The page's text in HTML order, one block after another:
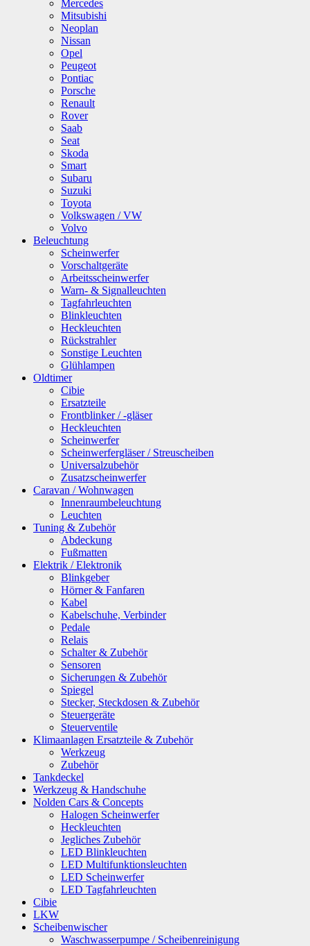
Mercedes
Mitsubishi
Neoplan
Nissan
Opel
Peugeot
Pontiac
Porsche
Renault
Rover
Saab
Seat
Skoda
Smart
Subaru
Suzuki
Toyota
Volkswagen / VW
Volvo
Beleuchtung
Scheinwerfer
Vorschaltgeräte
Arbeitsscheinwerfer
Warn- & Signalleuchten
Tagfahrleuchten
Blinkleuchten
Heckleuchten
Rückstrahler
Sonstige Leuchten
Glühlampen
Oldtimer
Cibie
Ersatzteile
Frontblinker / -gläser
Heckleuchten
Scheinwerfer
Scheinwerfergläser / Streuscheiben
Universalzubehör
Zusatzscheinwerfer
Caravan / Wohnwagen
Innenraumbeleuchtung
Leuchten
Tuning & Zubehör
Abdeckung
Fußmatten
Elektrik / Elektronik
Blinkgeber
Hörner & Fanfaren
Kabel
Kabelschuhe, Verbinder
Pedale
Relais
Schalter & Zubehör
Sensoren
Sicherungen & Zubehör
Spiegel
Stecker, Steckdosen & Zubehör
Steuergeräte
Steuerventile
Klimaanlagen Ersatzteile & Zubehör
Werkzeug
Zubehör
Tankdeckel
Werkzeug & Handschuhe
Nolden Cars & Concepts
Halogen Scheinwerfer
Heckleuchten
Jegliches Zubehör
LED Blinkleuchten
LED Multifunktionsleuchten
LED Scheinwerfer
LED Tagfahrleuchten
Cibie
LKW
Scheibenwischer
Waschwasserpumpe / Scheibenreinigung